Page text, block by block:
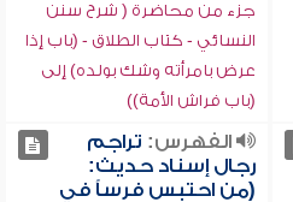
جزء من محاضرة ( شرح سنن
النسائي - كتاب الطلاق - (باب إذا
عرض بامرأته وشك بولده) إلى
(باب فراش الأمة))
الفهرس: تراجم
رجال إسناد حديث:
(من احتبس فرساً في